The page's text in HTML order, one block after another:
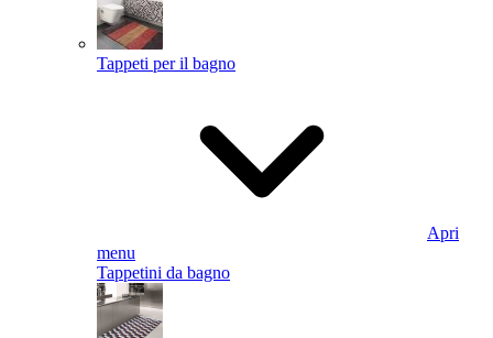
Tappeti per il bagno
Apri
menu
Tappetini da bagno